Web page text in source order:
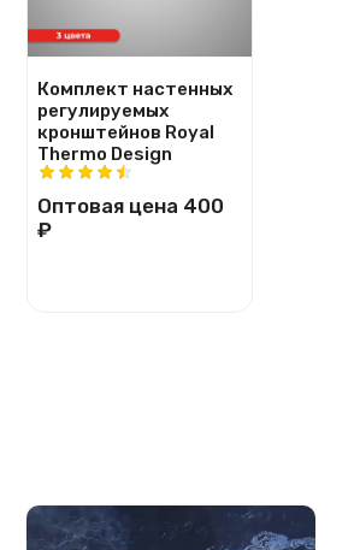
Комплект настенных
регулируемых
кронштейнов Royal
Thermo Design
Оптовая цена 400
₽